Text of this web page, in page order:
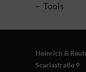
– Tools
Heinrich &
Scariastraße 9